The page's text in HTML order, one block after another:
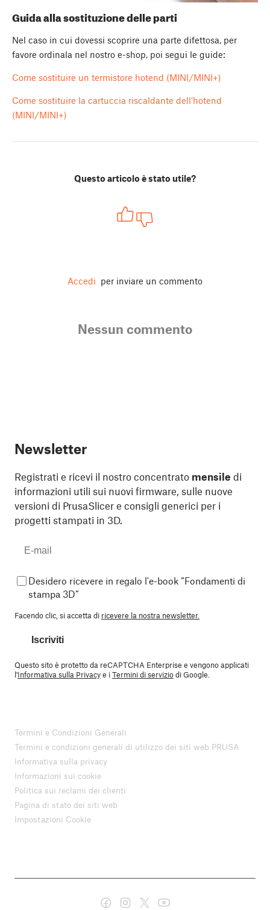
Guida alla sostituzione delle parti
Nel caso in cui dovessi scoprire una parte difettosa, per
favore ordinala nel nostro e-shop, poi segui le guide:
Come sostituire un termistore hotend (MINI/MINI+)
Come sostituire la cartuccia riscaldante dell’hotend
(MINI/MINI+)
Questo articolo è stato utile?
Accedi per inviare un commento
Nessun commento
Newsletter
Registrati e ricevi il nostro concentrato mensile di
informazioni utili sui nuovi firmware, sulle nuove
versioni di PrusaSlicer e consigli generici per i
progetti stampati in 3D.
Desidero ricevere in regalo l'e-book “Fondamenti di
stampa 3D”
Facendo clic, si accetta di ricevere la nostra newsletter.
Iscriviti
Questo sito è protetto da reCAPTCHA Enterprise e vengono applicati
l'Informativa sulla Privacye iTermini di serviziodi Google.
Termini e Condizioni Generali
Termini e condizioni generali di utilizzo dei siti web PRUSA
Informativa sulla privacy
Informazioni sui cookie
Politica sui reclami dei clienti
Pagina di stato dei siti web
Impostazioni Cookie